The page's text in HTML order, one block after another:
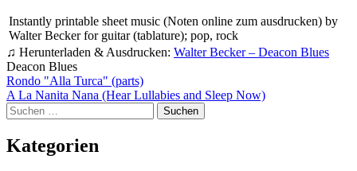
Instantly printable sheet music (Noten online zum ausdrucken) by
Walter Becker for guitar (tablature); pop, rock
♫ Herunterladen & Ausdrucken: Walter Becker – Deacon Blues
Deacon Blues
Beitragsnavigation
Rondo "Alla Turca" (parts)
A La Nanita Nana (Hear Lullabies and Sleep Now)
Suchen
nach:
Kategorien